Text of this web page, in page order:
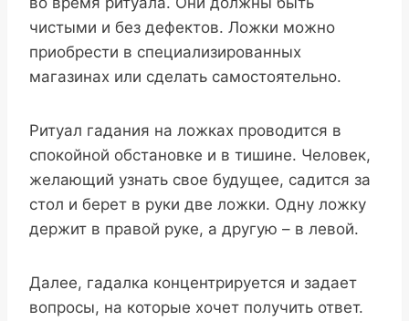
чистыми и без дефектов. Ложки можно
приобрести в специализированных
магазинах или сделать самостоятельно.
Ритуал гадания на ложках проводится в
спокойной обстановке и в тишине. Человек,
желающий узнать свое будущее, садится за
стол и берет в руки две ложки. Одну ложку
держит в правой руке, а другую – в левой.
Далее, гадалка концентрируется и задает
вопросы, на которые хочет получить ответ.